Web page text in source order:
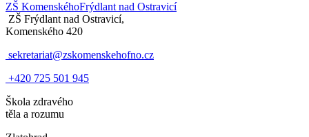
ZŠ KomenskéhoFrýdlant nad Ostravicí
ZŠ Frýdlant nad Ostravicí,
Komenského 420
sekretariat@zskomenskehofno.cz
+420 725 501 945
Škola zdravého
těla a rozumu